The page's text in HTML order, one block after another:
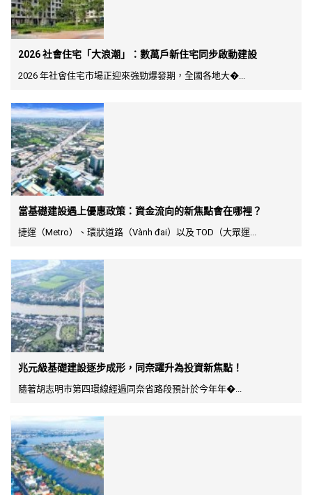
2026 社會住宅「大浪潮」：數萬戶新住宅同步啟動建設
2026 年社會住宅市場正迎來強勁爆發期，全國各地大�...
當基礎建設遇上優惠政策：資金流向的新焦點會在哪裡？
捷運（Metro）、環狀道路（Vành đai）以及 TOD（大眾運...
兆元級基礎建設逐步成形，同奈躍升為投資新焦點！
隨著胡志明市第四環線經過同奈省路段預計於今年年�...